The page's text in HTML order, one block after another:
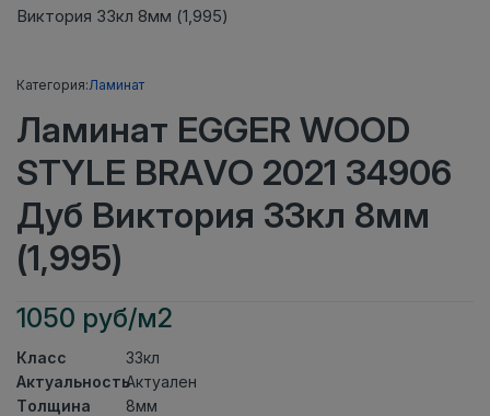
Категория:Ламинат
Ламинат EGGER WOOD
STYLE BRAVO 2021 34906
Дуб Виктория 33кл 8мм
(1,995)
1050 руб/м2
Класс
33кл
АктуальностьАктуален
Толщина
8мм